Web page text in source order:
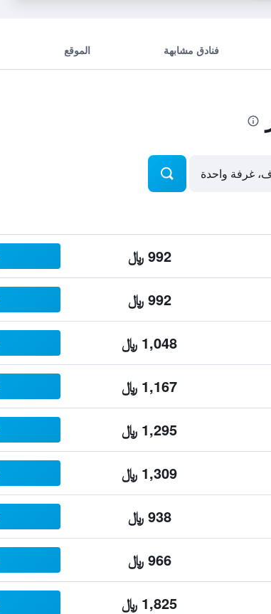
فنادق مشابهة الموقع
992 ﷼
992 ﷼
1,048 ﷼
1,167 ﷼
1,295 ﷼
1,309 ﷼
938 ﷼
966 ﷼
1,825 ﷼